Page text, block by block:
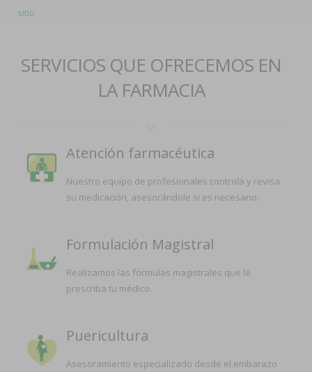
sitio
SERVICIOS QUE OFRECEMOS EN
LA FARMACIA
Atención farmacéutica
Nuestro equipo de profesionales controla y revisa
su medicación, asesorándole si es necesario.
Formulación Magistral
Realizamos las fórmulas magistrales que le
prescriba tu médico.
Puericultura
Asesoramiento especializado desde el embarazo